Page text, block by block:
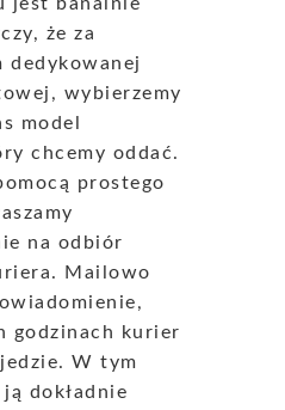
że za
dedykowanej
wybierzemy
model
chcemy oddać.
prostego
na odbiór
Mailowo
godzinach kurier
W tym
dokładnie